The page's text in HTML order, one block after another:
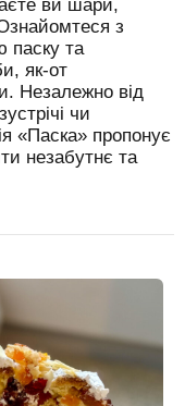
ви шари,
з
паску та
як-от
Незалежно від
чи
«Паска» пропонує
незабутнє та